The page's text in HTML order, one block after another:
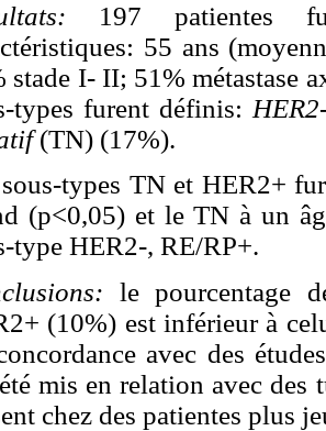
197 patientes
55 ans
stade I- II; 51% métastase
types furent définis:
(TN) (17%).
types TN et HER2+
(p<0,05) et le TN à un
type HER2-, RE/RP+.
le pourcentage
(10%) est inférieur à
avec des
mis en relation avec des
chez des patientes plus